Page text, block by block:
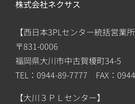
株式会社ネクサス
【西日本3PLセンター統括営業所
〒831-0006
福岡県大川市中古賀榎町34-5
TEL：0944-89-7777 FAX：
【大川３ＰＬセンター】